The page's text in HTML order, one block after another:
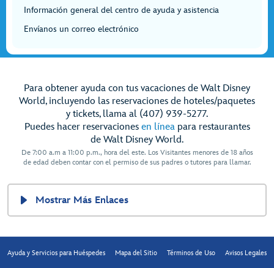
Información general del centro de ayuda y asistencia
Envíanos un correo electrónico
Para obtener ayuda con tus vacaciones de Walt Disney
World, incluyendo las reservaciones de hoteles/paquetes
y tickets, llama al (407) 939-5277.
Puedes hacer reservaciones en líneapara restaurantes
de Walt Disney World.
De 7:00 a.m a 11:00 p.m., hora del este. Los Visitantes menores de 18 años
de edad deben contar con el permiso de sus padres o tutores para llamar.
Mostrar Más Enlaces
Ayuda y Servicios para Huéspedes Mapa del Sitio Términos de Uso Avisos Legales